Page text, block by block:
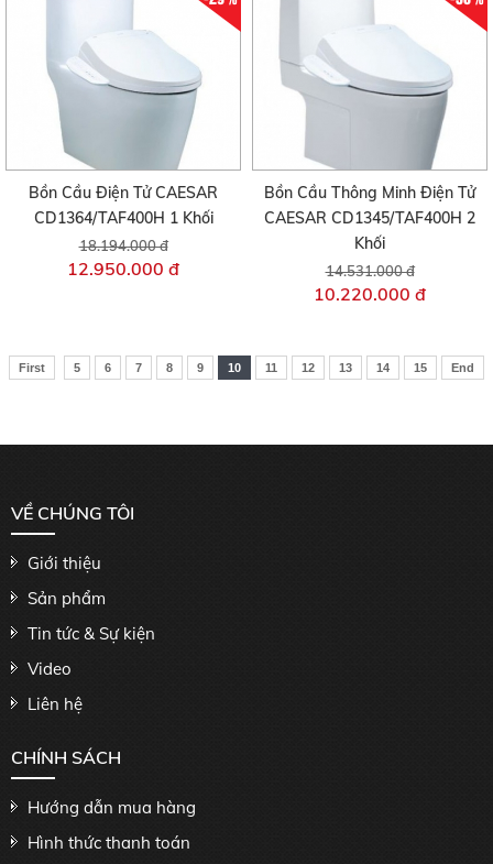
Bồn Cầu Điện Tử CAESAR
CD1364/TAF400H 1 Khối
18.194.000 đ
12.950.000 đ
Bồn Cầu Thông Minh Điện Tử
CAESAR CD1345/TAF400H 2
Khối
14.531.000 đ
10.220.000 đ
First 5 6 7 8 9 10 11 12 13 14 15 End
VỀ CHÚNG TÔI
Giới thiệu
Sản phẩm
Tin tức & Sự kiện
Video
Liên hệ
CHÍNH SÁCH
Hướng dẫn mua hàng
Hình thức thanh toán